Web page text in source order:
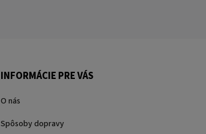
INFORMÁCIE PRE VÁS
O nás
Spôsoby dopravy